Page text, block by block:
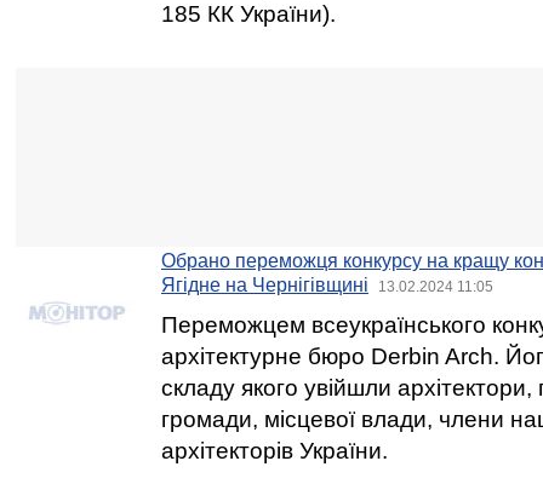
185 КК України).
Обрано переможця конкурсу на кращу
Ягідне на Чернігівщині
13.02.2024 11:05
Переможцем всеукраїнського
архітектурне бюро Derbin Arch.
складу якого увійшли
громади, місцевої влади, члени
архітекторів України.